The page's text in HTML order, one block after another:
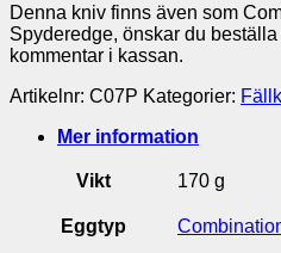
Denna kniv finns även som
Spyderedge, önskar du
kommentar i kassan.
Artikelnr: C07P Kategorier:
Mer information
Vikt 170 g
Eggtyp